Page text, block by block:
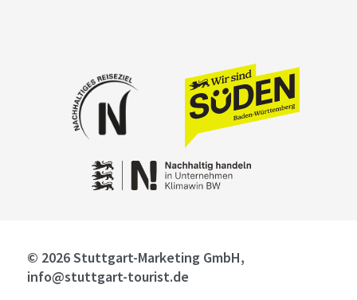
© 2026 Stuttgart-Marketing GmbH,
info@stuttgart-tourist.de